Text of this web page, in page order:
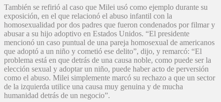
También se refirió al caso que Milei usó como ejemplo durante su
exposición, en el que relacionó el abuso infantil con la
homosexualidad por dos padres que fueron condenados por filmar y
abusar a su hijo adoptivo en Estados Unidos. “El presidente
mencionó un caso puntual de una pareja homosexual de americanos
que adoptó a un niño y cometió ese delito”, dijo, y remarcó: “El
problema está en que detrás de una causa noble, como puede ser la
elección sexual y adoptar un niño, puede haber acto de perversión
como el abuso. Milei simplemente marcó su rechazo a que un sector
de la izquierda utilice una causa muy genuina y de mucha
humanidad detrás de un negocio”.